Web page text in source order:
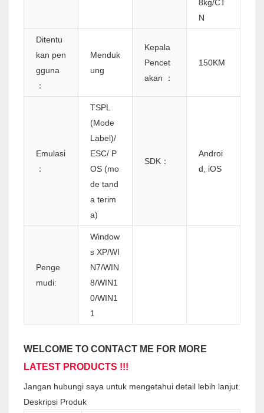
8kg/CT
N
Ditentu
kan pen
gguna
：
Menduk
ung
Kepala
Pencet
akan ：
150KM
Emulasi
：
TSPL
(Mode
Label)/
ESC/ P
OS (mo
de tand
a terim
a)
SDK：
Androi
d, iOS
Penge
mudi:
Window
s XP/WI
N7/WIN
8/WIN1
0/WIN1
1
WELCOME TO CONTACT ME FOR MORE
LATEST PRODUCTS !!!
Jangan hubungi saya untuk mengetahui detail lebih lanjut.
Deskripsi Produk